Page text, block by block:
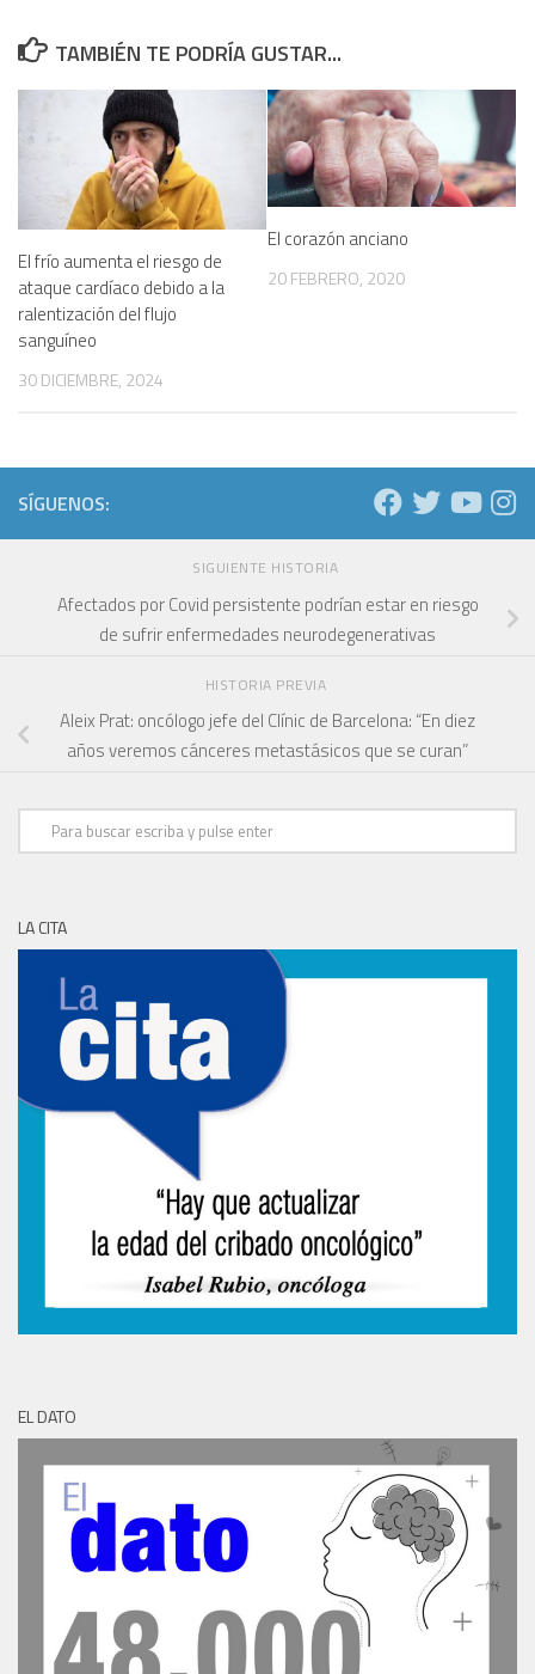
TAMBIÉN TE PODRÍA GUSTAR...
El frío aumenta el riesgo de
ataque cardíaco debido a la
ralentización del flujo
sanguíneo
30 DICIEMBRE, 2024
El corazón anciano
20 FEBRERO, 2020
SÍGUENOS:
SIGUIENTE HISTORIA
Afectados por Covid persistente podrían estar en riesgo
de sufrir enfermedades neurodegenerativas
HISTORIA PREVIA
Aleix Prat: oncólogo jefe del Clínic de Barcelona: “En diez
años veremos cánceres metastásicos que se curan”
LA CITA
EL DATO